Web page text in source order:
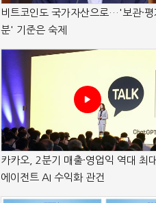
비트코인도 국가자산으로…'보관·평
분' 기준은 숙제
카카오, 2분기 매출·영업익 역대 최
에이전트 AI 수익화 관건